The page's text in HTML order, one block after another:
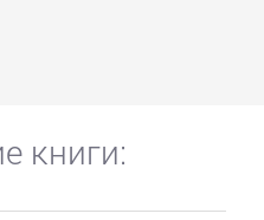
книги: